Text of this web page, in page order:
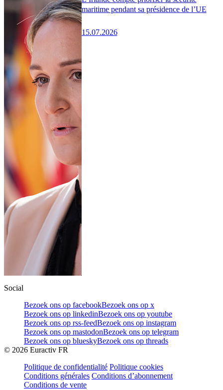
maritime pendant sa présidence de l’UE
15.07.2026
Social
Bezoek ons op facebookBezoek ons op x
Bezoek ons op linkedinBezoek ons op youtube
Bezoek ons op rss-feedBezoek ons op instagram
Bezoek ons op mastodonBezoek ons op telegram
Bezoek ons op blueskyBezoek ons op threads
© 2026 Euractiv FR
Politique de confidentialité Politique cookies
Conditions générales Conditions d’abonnement
Conditions de vente